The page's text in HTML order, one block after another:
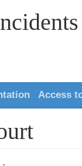
Access